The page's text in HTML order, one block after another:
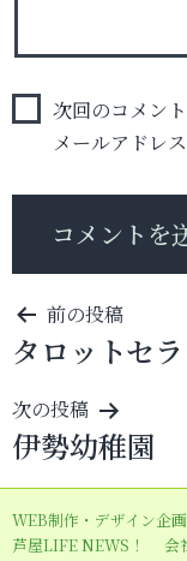
次回のコメン
メールアドレ
投
稿
ナ
ビ
ゲ
ー
シ
前の投稿
タロットセ
次の投稿
伊勢幼稚園
WEB制作・デザイン企画
芦屋LIFE NEWS！
会